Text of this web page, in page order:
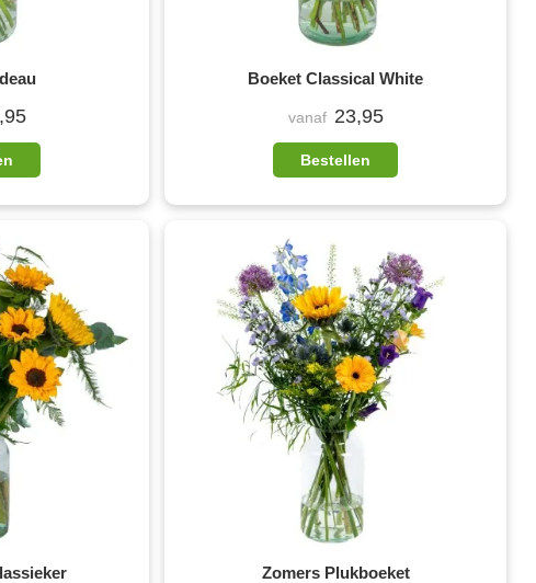
Boeket Classical White
vanaf 23,95
Bestellen
Zomers Plukboeket